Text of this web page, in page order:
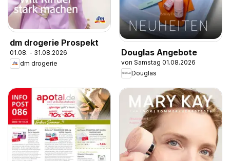
dm drogerie Prospekt
01.08. - 31.08.2026
dm drogerie
Douglas Angebote
von Samstag 01.08.2026
Douglas